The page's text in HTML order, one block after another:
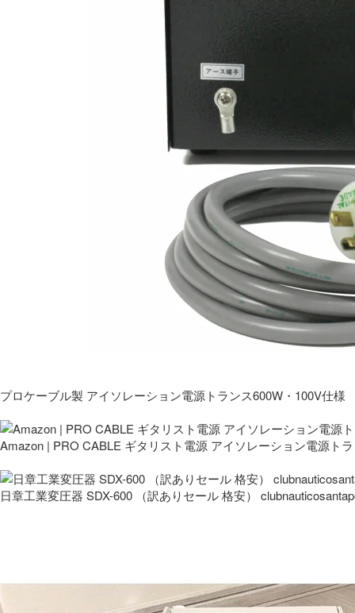
プロケーブル製 アイソレーション電源トランス600W・100V仕様
Amazon | PRO CABLE ギタリスト電源 アイソレーション電源ト
日章工業変圧器 SDX-600 （訳ありセール 格安）